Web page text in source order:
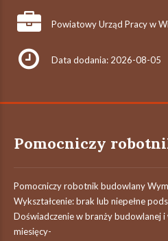
Powiatowy Urząd Pracy w
Data dodania: 2026-08-05
Pomocniczy
Pomocniczy robotnik budowlany
Wykształcenie: brak lub niepełne
Doświadczenie w branży budowlanej
miesięcy-